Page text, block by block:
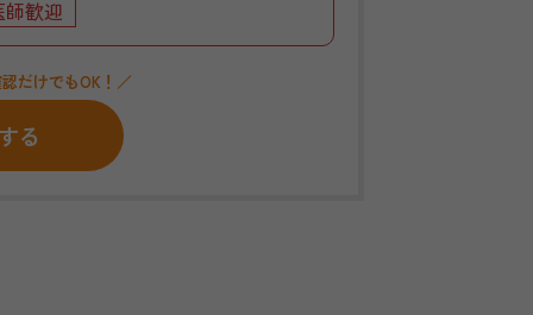
歓迎
だけでもOK！／
る